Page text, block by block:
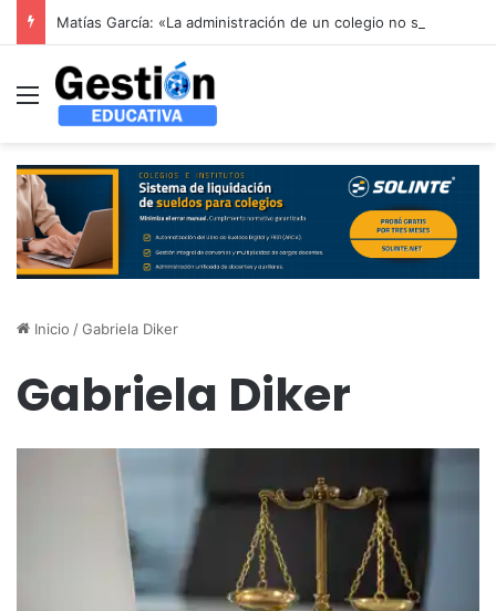
Menú
Inicio /Gabriela Diker
Gabriela Diker